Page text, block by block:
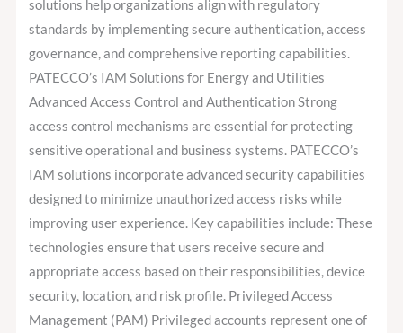
solutions help organizations align with regulatory
standards by implementing secure authentication, access
governance, and comprehensive reporting capabilities.
PATECCO’s IAM Solutions for Energy and Utilities
Advanced Access Control and Authentication Strong
access control mechanisms are essential for protecting
sensitive operational and business systems. PATECCO’s
IAM solutions incorporate advanced security capabilities
designed to minimize unauthorized access risks while
improving user experience. Key capabilities include: These
technologies ensure that users receive secure and
appropriate access based on their responsibilities, device
security, location, and risk profile. Privileged Access
Management (PAM) Privileged accounts represent one of